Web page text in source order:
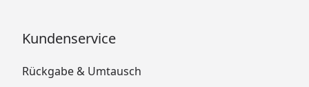
Kundenservice
Rückgabe & Umtausch